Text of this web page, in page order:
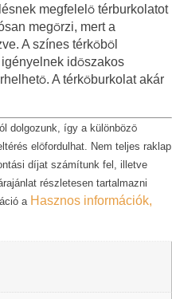
megfelelő térburkolatot
megőrzi, mert a
A színes térkőből
időszakos
A térkőburkolat akár
dolgozunk, így a különböző
előfordulhat. Nem teljes raklap
díjat számítunk fel, illetve
részletesen tartalmazni
a Hasznos információk,